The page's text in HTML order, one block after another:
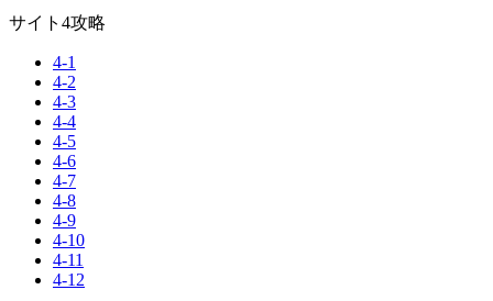
サイト4攻略
4-1
4-2
4-3
4-4
4-5
4-6
4-7
4-8
4-9
4-10
4-11
4-12